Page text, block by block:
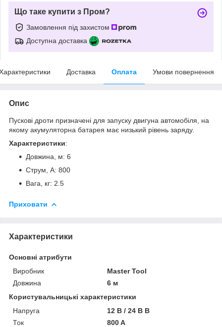
Що таке купити з Пром?
Замовлення під захистом
Доступна доставка
Доставка Оплата Умови повернення
Опис
Пускові дроти призначені для запуску двигуна автомобіля, на
якому акумуляторна батарея має низький рівень заряду.
Характеристики:
Довжина, м: 6
Струм, А: 800
Вага, кг: 2.5
Приховати
Характеристики
Основні атрибути
Виробник
Master Tool
Довжина
6 м
Користувальницькі характеристики
Напруга
12 В / 24 В В
Ток
800 A